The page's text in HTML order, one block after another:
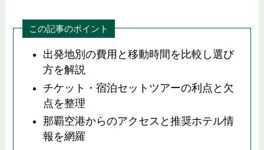
この記事のポイント
出発地別の費用と移動時間を比較し選び
方を解説
チケット・宿泊セットツアーの利点と欠
点を整理
那覇空港からのアクセスと推奨ホテル情
報を網羅